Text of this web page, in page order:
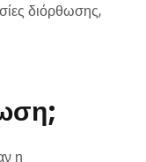
διόρθωσης,
η